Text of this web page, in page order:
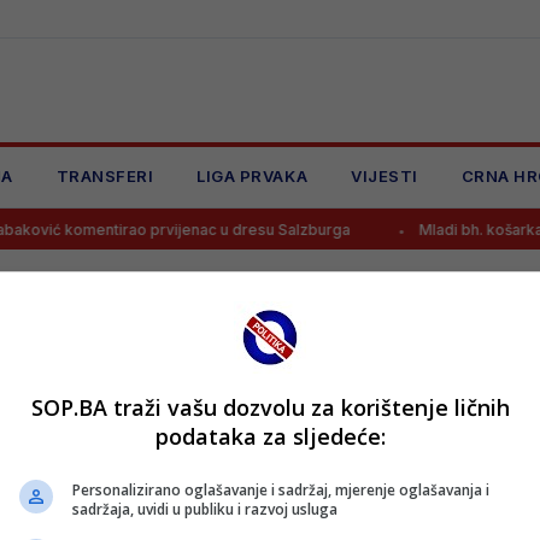
TRANSFERI LIGA PRVAKA VIJESTI CRNA
komentirao prvijenac u dresu Salzburga Mladi bh. košarkaši
SOP.BA traži vašu dozvolu za korištenje ličnih
podataka za sljedeće:
Personalizirano oglašavanje i sadržaj, mjerenje oglašavanja i
sadržaja, uvidi u publiku i razvoj usluga